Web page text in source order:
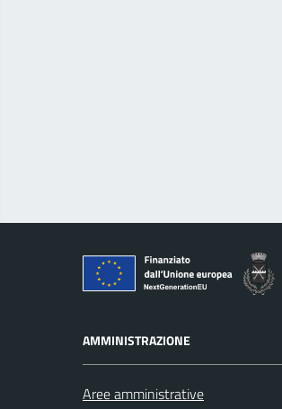
AMMINISTRAZIONE
Aree amministrative